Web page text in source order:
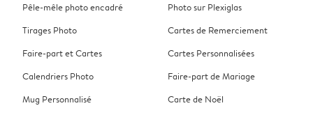
Pêle-mêle photo encadré
Tirages Photo
Faire-part et Cartes
Calendriers Photo
Mug Personnalisé
Photo sur Plexiglas
Cartes de Remerciement
Cartes Personnalisées
Faire-part de Mariage
Carte de Noël